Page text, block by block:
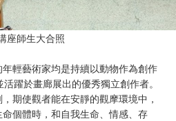
座師生大合照
輕藝術家均是持續以動物作為創作
躍於畫廊展出的優秀獨立創作者。
期使觀者能在安靜的觀摩環境中，
個體時，和自我生命、情感、存